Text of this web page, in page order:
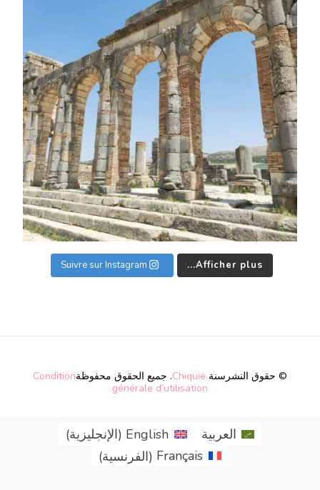
Afficher plus...
Suivre sur Instagram
© حقوق النشرسنة Chiquie. جميع الحقوق محفوظةCondition
générale d’utilisation
العربية English
(الإنجليزية)
Français
(الفرنسية)